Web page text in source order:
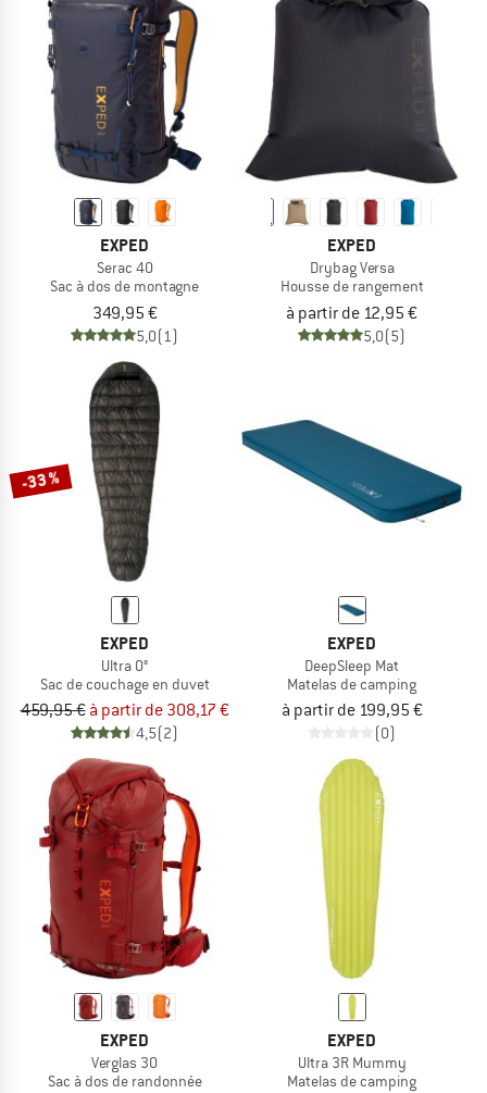
EXPED
Serac 40
Sac à dos de montagne
349,95 €
5,0(1)
EXPED
Drybag Versa
Housse de rangement
à partir de 12,95 €
5,0(5)
-33 %
EXPED
Ultra 0°
Sac de couchage en duvet
459,95 € à partir de 308,17 €
4,5(2)
EXPED
DeepSleep Mat
Matelas de camping
à partir de 199,95 €
(0)
EXPED
Verglas 30
Sac à dos de randonnée
EXPED
Ultra 3R Mummy
Matelas de camping